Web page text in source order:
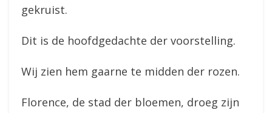
gekruist.
Dit is de hoofdgedachte der voorstelling.
Wij zien hem gaarne te midden der rozen.
Florence, de stad der bloemen, droeg zijn